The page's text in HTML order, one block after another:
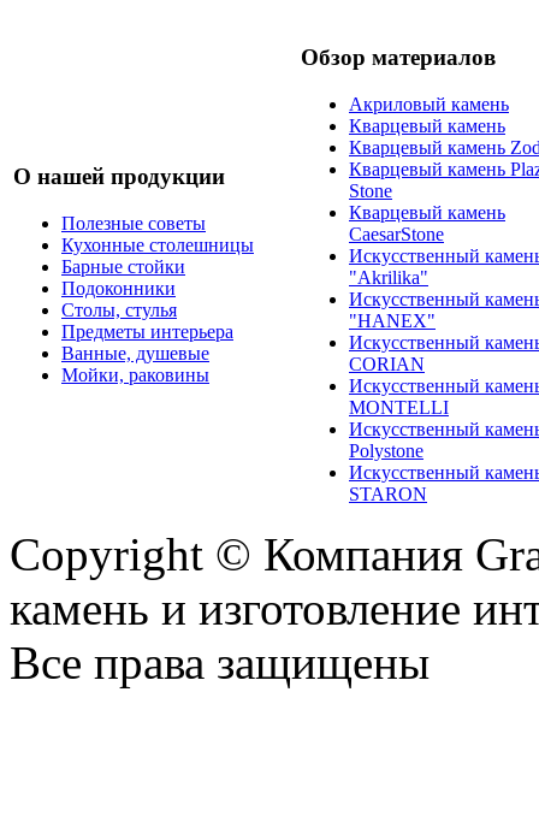
О нашей продукции
Полезные советы
Кухонные столешницы
Барные стойки
Подоконники
Столы, стулья
Предметы интерьера
Ванные, душевые
Мойки, раковины
Обзор материалов
Акриловый камень
Кварцевый камень
Кварцевый камень
Кварцевый камень
Stone
Кварцевый камень
CaesarStone
Искусственный
"Akrilika"
Искусственный
"HANEX"
Искусственный
CORIAN
Искусственный
MONTELLI
Искусственный
Polystone
Искусственный
STARON
Copyright © Компания
камень и изготовление
Все права защищены